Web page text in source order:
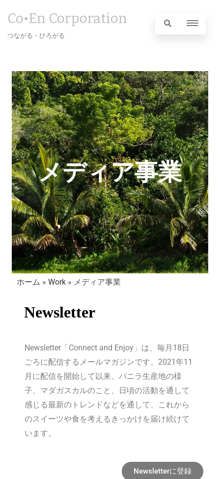
Co•En Corporation
つながる・ひろがる
メディア事業
ホーム » Work » メディア事業
Newsletter
Newsletter「Connect and Enjoy」は、毎月18日
ごろに配信するメールマガジンです。2021年11
月に配信を開始して以来、バニラ生産地の様
子、マダガスカルのこと、日頃の活動を通して
感じる最新のトレンドなどを通して、これから
のスイーツや食を考えるきっかけを届け続けて
います。
Newsletterに登録